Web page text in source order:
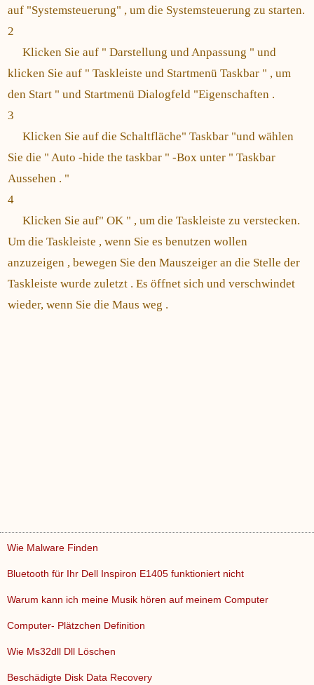
auf "Systemsteuerung" , um die Systemsteuerung zu starten.
2
Klicken Sie auf " Darstellung und Anpassung " und
klicken Sie auf " Taskleiste und Startmenü Taskbar " , um
den Start " und Startmenü Dialogfeld "Eigenschaften .
3
Klicken Sie auf die Schaltfläche" Taskbar "und wählen
Sie die " Auto -hide the taskbar " -Box unter " Taskbar
Aussehen . "
4
Klicken Sie auf" OK " , um die Taskleiste zu verstecken.
Um die Taskleiste , wenn Sie es benutzen wollen
anzuzeigen , bewegen Sie den Mauszeiger an die Stelle der
Taskleiste wurde zuletzt . Es öffnet sich und verschwindet
wieder, wenn Sie die Maus weg .
Wie Malware Finden
Bluetooth für Ihr Dell Inspiron E1405 funktioniert nicht
Warum kann ich meine Musik hören auf meinem Computer
Computer- Plätzchen Definition
Wie Ms32dll Dll Löschen
Beschädigte Disk Data Recovery